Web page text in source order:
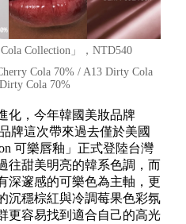
Collection」，NTD540
Cola 70% / A13 Dirty Cola
Cola 70%
化，今年韓國美妝品牌
牌這次帶來過去僅於美國
可樂唇釉」正式登陸台灣
往甜美明亮的韓系色調，而
深邃感的可樂色為主軸，更
沉穩棕紅與冷調莓果色彩氛
更容易找到適合自己的高光